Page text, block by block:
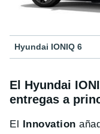
Hyundai IONIQ 6
El Hyundai
entregas a
El Innovation